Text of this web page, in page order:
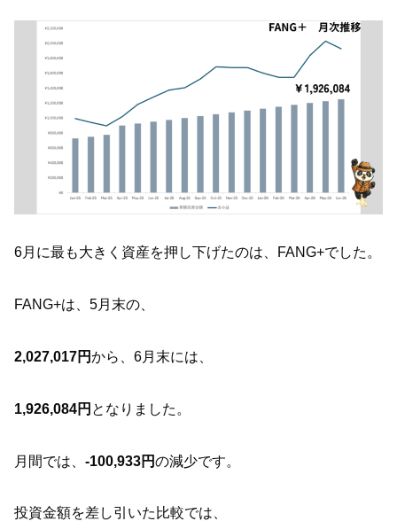
6月に最も大きく資産を押し下げたのは、FANG+でした。
FANG+は、5月末の、
2,027,017円から、6月末には、
1,926,084円 となりました。
月間では、 -100,933円の減少です。
投資金額を差し引いた比較では、